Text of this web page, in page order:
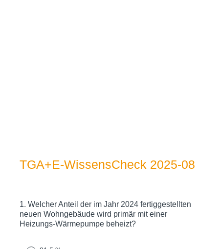
TGA+E-WissensCheck 2025-08
Question
Title
1. Welcher Anteil der im Jahr 2024 fertiggestellten
neuen Wohngebäude wird primär mit einer
Heizungs-Wärmepumpe beheizt?